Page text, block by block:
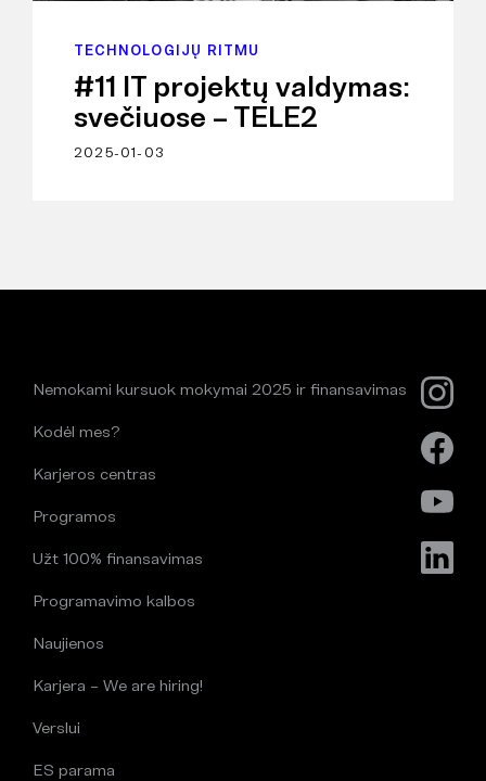
TECHNOLOGIJŲ RITMU
#11 IT projektų valdymas:
svečiuose – TELE2
2025-01-03
Nemokami kursuok mokymai 2025 ir finansavimas
Kodėl mes?
Karjeros centras
Programos
Užt 100% finansavimas
Programavimo kalbos
Naujienos
Karjera – We are hiring!
Verslui
ES parama